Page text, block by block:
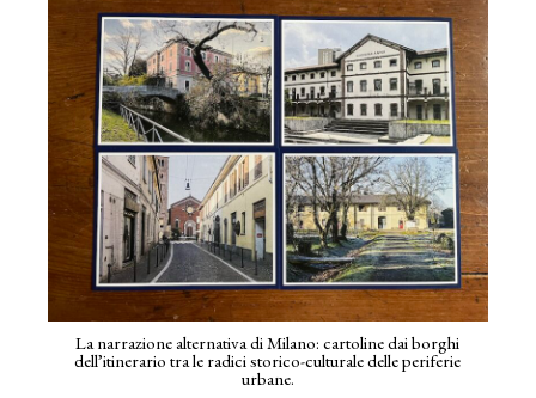
La narrazione alternativa di Milano: cartoline dai borghi
dell’itinerario tra le radici storico-culturale delle periferie
urbane.